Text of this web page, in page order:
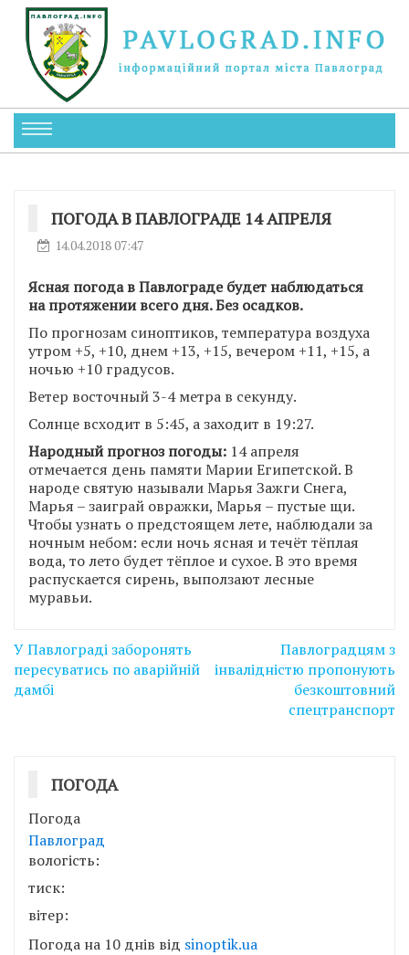
ПОГОДА В ПАВЛОГРАДЕ 14 АПРЕЛЯ
14.04.2018 07:47
Ясная погода в Павлограде будет наблюдаться
на протяжении всего дня. Без осадков.
По прогнозам синоптиков, температура воздуха
утром +5, +10, днем +13, +15, вечером +11, +15, а
ночью +10 градусов.
Ветер восточный 3-4 метра в секунду.
Солнце всходит в 5:45, а заходит в 19:27.
Народный прогноз погоды: 14 апреля
отмечается день памяти Марии Египетской. В
народе святую называли Марья Зажги Снега,
Марья – заиграй овражки, Марья – пустые щи.
Чтобы узнать о предстоящем лете, наблюдали за
ночным небом: если ночь ясная и течёт тёплая
вода, то лето будет тёплое и сухое. В это время
распускается сирень, выползают лесные
муравьи.
Навігація
записів
У Павлограді заборонять
пересуватись по аварійній
дамбі
Павлоградцям з
інвалідністю пропонують
безкоштовний
спецтранспорт
ПОГОДА
Погода
Павлоград
вологість:
тиск:
вітер:
Погода на 10 днів від sinoptik.ua